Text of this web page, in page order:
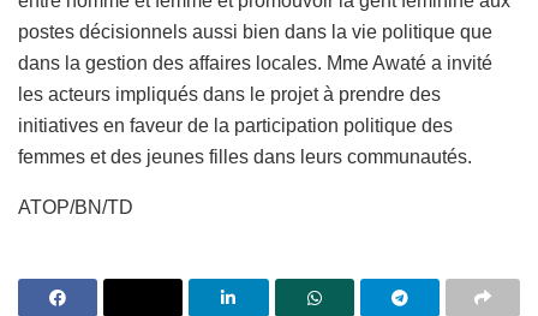
postes décisionnels aussi bien dans la vie politique que
dans la gestion des affaires locales. Mme Awaté a invité
les acteurs impliqués dans le projet à prendre des
initiatives en faveur de la participation politique des
femmes et des jeunes filles dans leurs communautés.
ATOP/BN/TD